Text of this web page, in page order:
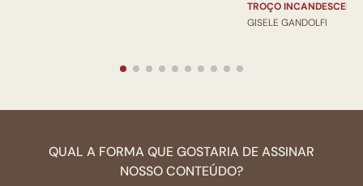
TROÇO
GISELE GANDOLFI
QUAL A FORMA QUE GOSTARIA DE ASSINAR
NOSSO CONTEÚDO?